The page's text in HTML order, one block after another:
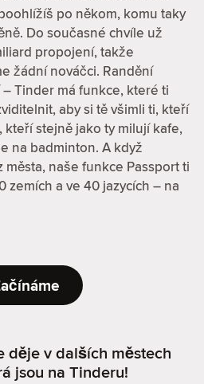
po někom, komu taky
Do současné chvíle už
propojení, takže
žádní nováčci. Randění
Tinder má funkce, které ti
aby si tě všimli ti, kteří
stejně jako ty milují kafe,
na badminton. A když
naše funkce Passport ti
zemích a ve 40 jazycích – na
děje v dalších městech
jsou na Tinderu!